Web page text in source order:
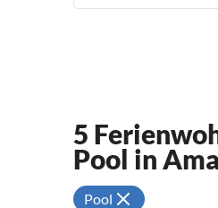
5
Pool in
Pool